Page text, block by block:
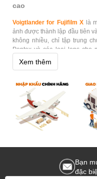
cao
Voigtlander for Fujifilm X là
ảnh được thành lập đầu tiên
không nhiều, chỉ tập trung
Pentax và các loại lens cho
chủng loại ít, lens của
đáp ứng được đa dạng nhu
Mới đây, Voigtlander đã cho
cho các nhiếp ảnh gia sử
là một nhà phân phối uy
Voightlander chính hãng
với
đáng tin cậy. Hãy đến và trải
Phân phối Lens
Hoằng Quân là nhà phân
Xem thêm
Bạn
đặc